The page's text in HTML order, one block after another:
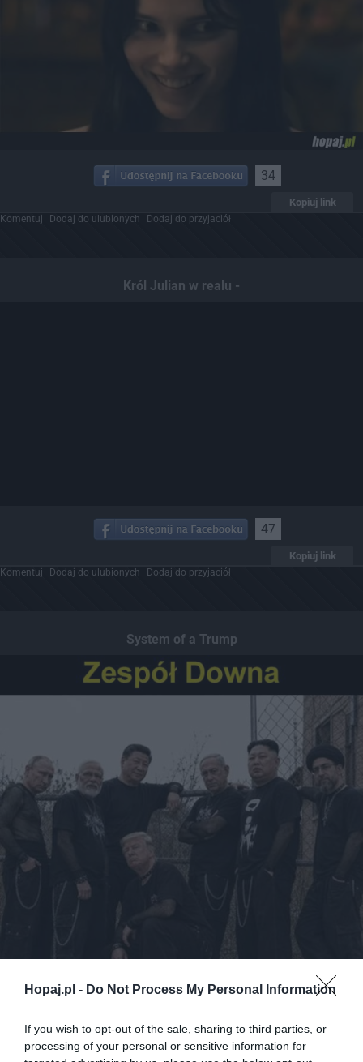
Hopaj.pl - Do Not Process My Personal Information
If you wish to opt-out of the sale, sharing to third parties, or
processing of your personal or sensitive information for
34
Kopiuj link
Komentuj Dodaj do ulubionych Dodaj do przyjaciół
Król Julian w realu -
47
Kopiuj link
Komentuj Dodaj do ulubionych Dodaj do przyjaciół
System of a Trump